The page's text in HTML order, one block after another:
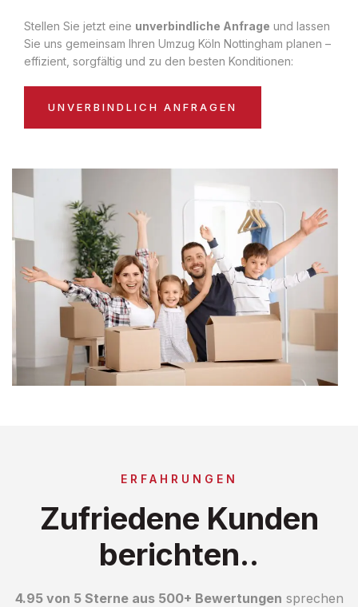
Stellen Sie jetzt eine unverbindliche Anfrage und lassen
Sie uns gemeinsam Ihren Umzug Köln Nottingham planen –
effizient, sorgfältig und zu den besten Konditionen:
UNVERBINDLICH ANFRAGEN
ERFAHRUNGEN
Zufriedene Kunden
berichten..
4.95 von 5 Sterne aus 500+ Bewertungen sprechen